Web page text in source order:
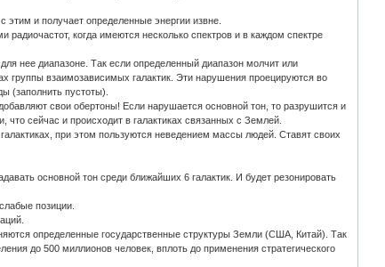
и получает определенные энергии извне.
когда имеются несколько спектров и в каждом спектре
нее диапазоне. Так если определенный диапазон молчит или
группы взаимозависимых галактик. Эти нарушения проецируются во
(заполнить пустоты).
свои обертоны! Если нарушается основной тон, то разрушится и
сейчас и происходит в галактиках связанных с Землей.
при этом пользуются неведением массы людей. Ставят своих
основной тон среди ближайших 6 галактик. И будет резонировать
позиции.
определенные государственные структуры Земли (США, Китай). Так
до 500 миллионов человек, вплоть до применения стратегического